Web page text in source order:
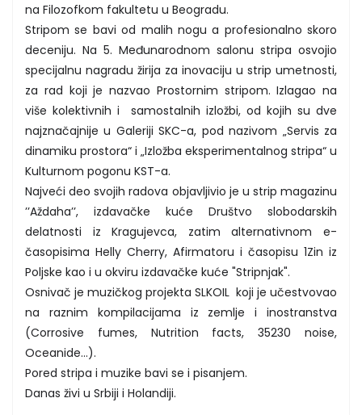
na Filozofkom fakultetu u Beogradu.
Stripom se bavi od malih nogu a profesionalno skoro
deceniju. Na 5. Međunarodnom salonu stripa osvojio
specijalnu nagradu žirija za inovaciju u strip umetnosti,
za rad koji je nazvao Prostornim stripom. Izlagao na
više kolektivnih i samostalnih izložbi, od kojih su dve
najznačajnije u Galeriji SKC-a, pod nazivom „Servis za
dinamiku prostora“ i „Izložba eksperimentalnog stripa“ u
Kulturnom pogonu KST-a.
Najveći deo svojih radova objavljivio je u strip magazinu
’’Aždaha’’, izdavačke kuće Društvo slobodarskih
delatnosti iz Kragujevca, zatim alternativnom e-
časopisima Helly Cherry, Afirmatoru i časopisu 1Zin iz
Poljske kao i u okviru izdavačke kuće "Stripnjak".
Osnivač je muzičkog projekta SLKOIL koji je učestvovao
na raznim kompilacijama iz zemlje i inostranstva
(Corrosive fumes, Nutrition facts, 35230 noise,
Oceanide...).
Pored stripa i muzike bavi se i pisanjem.
Danas živi u Srbiji i Holandiji.